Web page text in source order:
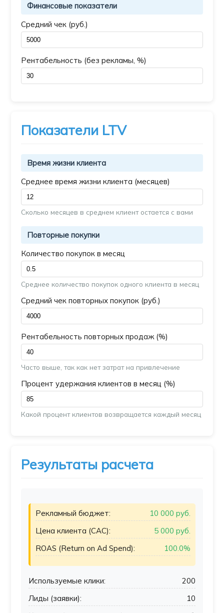
Финансовые показатели
Средний чек (руб.)
Рентабельность (без рекламы, %)
Показатели LTV
Время жизни клиента
Среднее время жизни клиента (месяцев)
Сколько месяцев в среднем клиент остается с вами
Повторные покупки
Количество покупок в месяц
Среднее количество покупок одного клиента в месяц
Средний чек повторных покупок (руб.)
Рентабельность повторных продаж (%)
Часто выше, так как нет затрат на привлечение
Процент удержания клиентов в месяц (%)
Какой процент клиентов возвращается каждый месяц
Результаты расчета
Рекламный бюджет:
10 000 руб.
Цена клиента (CAC):
5 000 руб.
ROAS (Return on Ad Spend):
100.0%
Используемые клики:
200
Лиды (заявки):
10